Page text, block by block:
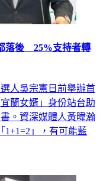
落後 25%支持者轉
人吳宗憲日前舉辦首
蘭女婿」身份站台助
。資深媒體人黃暐瀚
1+1=2」，有可能藍